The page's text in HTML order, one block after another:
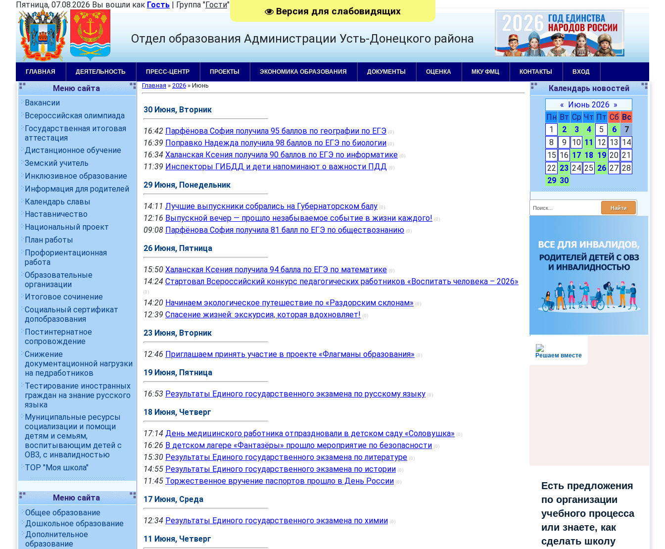
Версия для слабовидящих
Пятница, 07.08.2026 Вы вошли как Гость | Группа "Гости"
Отдел образования Администрации Усть-Донецкого района
ГЛАВНАЯ ДЕЯТЕЛЬНОСТЬ ПРЕСС-ЦЕНТР ПРОЕКТЫ ЭКОНОМИКА ОБРАЗОВАНИЯ ДОКУМЕНТЫ ОЦЕНКА МКУ ФМЦ КОНТАКТЫ ВХОД
Меню сайта
Вакансии
Всероссийская олимпиада
Государственная итоговая
аттестация
Дистанционное обучение
Земский учитель
Инклюзивное образование
Информация для родителей
Календарь славы
Наставничество
Национальный проект
План работы
Профориентационная
работа
Образовательные
организации
Итоговое сочинение
Социальный сертификат
допобразования
Постинтернатное
сопровождение
Снижение
документационной нагрузки
на педработников
Тестирование иностранных
граждан на знание русского
языка
Муниципальные ресурсы
социализации и помощи
детям и семьям,
воспитывающим детей с
ОВЗ, с инвалидностью
ТОР "Моя школа"
Меню сайта
Общее образование
Дошкольное образование
Дополнительное
образование
Календарь новостей
« Июнь 2026 »
Пн Вт Ср Чт Пт Сб Вс
1
2 3 4 5 6
7
8
9 10 11 12 13 14
15 16 17 18 19 20 21
22 23 24 25 26 27 28
29 30
Решаем вместе
Есть предложения
по организации
учебного процесса
или знаете, как
сделать школу
Главная » 2026 » Июнь
30 Июня, Вторник
16:42 Парфёнова София получила 95 баллов по географии по ЕГЭ (0)
16:39 Поправко Надежда получила 98 баллов по ЕГЭ по биологии (0)
16:34 Халанская Ксения получила 90 баллов по ЕГЭ по информатике (0)
11:39 Инспекторы ГИБДД и дети напоминают о важности ПДД (0)
29 Июня, Понедельник
14:11 Лучшие выпускники собрались на Губернаторском балу (0)
12:16 Выпускной вечер — прошло незабываемое событие в жизни каждого! (0)
09:08 Парфёнова София получила 81 балл по ЕГЭ по обществознанию (0)
26 Июня, Пятница
15:50 Халанская Ксения получила 94 балла по ЕГЭ по математике (0)
14:24 Стартовал Всероссийский конкурс педагогических работников «Воспитать человека – 2026»
(0)
14:20 Начинаем экологическое путешествие по «Раздорским склонам» (0)
12:39 Спасение жизней: экскурсия, которая вдохновляет! (0)
23 Июня, Вторник
12:46 Приглашаем принять участие в проекте «Флагманы образования» (0)
19 Июня, Пятница
16:53 Результаты Единого государственного экзамена по русскому языку (0)
18 Июня, Четверг
17:14 День медицинского работника отпраздновали в детском саду «Соловушка» (0)
16:26 В детском лагере «Фантазёры» прошло мероприятие по безопасности (0)
15:30 Результаты Единого государственного экзамена по литературе (0)
14:55 Результаты Единого государственного экзамена по истории (0)
11:45 Торжественное вручение паспортов прошло в День России (0)
17 Июня, Среда
12:34 Результаты Единого государственного экзамена по химии (0)
11 Июня, Четверг